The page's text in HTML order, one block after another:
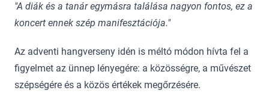
"A diák és a tanár egymásra találása nagyon fontos, ez a
koncert ennek szép manifesztációja."
Az adventi hangverseny idén is méltó módon hívta fel a
figyelmet az ünnep lényegére: a közösségre, a művészet
szépségére és a közös értékek megőrzésére.